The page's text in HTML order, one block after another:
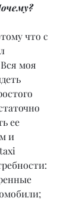
что с
моя
ее
и